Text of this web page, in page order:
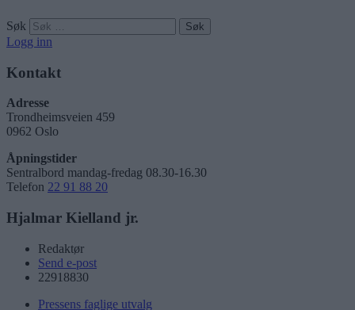
Søk
Logg inn
Kontakt
Adresse
Trondheimsveien 459
0962 Oslo
Åpningstider
Sentralbord mandag-fredag 08.30-16.30
Telefon 22 91 88 20
Hjalmar Kielland jr.
Redaktør
Send e-post
22918830
Pressens faglige utvalg